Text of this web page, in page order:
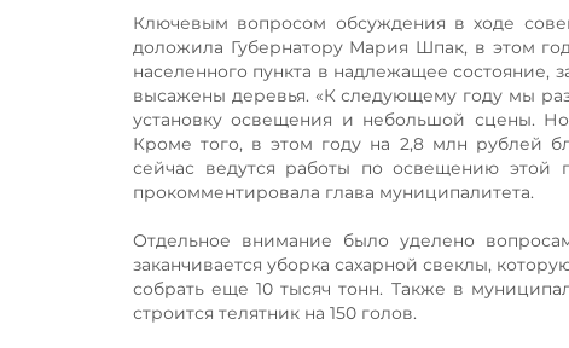
Ключевым вопросом обсуждения в ходе
доложила Губернатору Мария Шпак, в этом
населенного пункта в надлежащее состояние,
высажены деревья. «К следующему году мы
установку освещения и небольшой сцены.
Кроме того, в этом году на 2,8 млн рублей
сейчас ведутся работы по освещению этой
прокомментировала глава муниципалитета.
Отдельное внимание было уделено
заканчивается уборка сахарной свеклы,
собрать еще 10 тысяч тонн. Также в
строится телятник на 150 голов.